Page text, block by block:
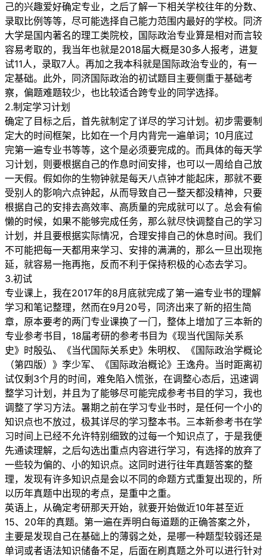
己的兴趣爱好确定专业，之后了解一下相关学校往年的分数、
录取比例等等，尽可能选择自己能力范围内最好的学校。同济
大学是国内著名的理工类院校，国际政治专业算是相对而言较
容易考取的，我当年也就是2018届大概是30多人报考，进复
试11人，录取7人。再加之我本科就是国际政治专业的，有一
定基础。此外，同济国际政治的初试题目主要侧重于基础考
察，偏题难题较少，也比较适合跨专业的同学选择。
2.制定学习计划
确定了目标之后，首先就制定了详尽的学习计划。初步需要制
定大的时间框架，比如在一个月内背完一遍单词；10月底过
完第一遍专业书等等，这个是必须要完成的。而具体的每天学
习计划，则要根据自己的作息时间安排，也可以一周给自己放
一天假。假如你的生物钟就是每天八点钟才能起床，那就不要
受别人的影响六点钟起，从而导致自己一整天都没精神，只要
根据自己的安排去高效率、高质量的完成就可以了。总会有偷
懒的时候，如果不能够完成任务，那么就尽快调整自己的学习
计划，并且要根据实际情况，合理安排自己的休息时间。我们
不可能把每一天都用来学习、安排的满满的，那么一旦出现拖
延，就容易一拖再拖，反而不利于保持积极的心态去学习。
3.初试
专业课上，我在2017年的8月底就完成了第一遍专业书的理解
学习和笔记整理，然而在9月20号，同济出来了新的招生简
章，原本要考的两门专业课换了一门，整体上增加了三本新的
专业参考书目，18届考研的参考书目为《现当代国际关系
史》时殷弘、《当代国际关系史》朱明权、《国际政治学概论
（第四版）》李少军、《国际政治概论》王逸舟。当时距离初
试仅剩3个月的时间，难免陷入慌张，在调整心态后，迅速调
整学习计划，并且为了能够尽可能完成参考书目的学习，我也
调整了学习方法。暑期之前在学习专业书时，是任何一个小的
知识点也不放过，极其详尽的学习整本书。三本新参考书在学
习时间上已经不允许特别细致的过每一个知识点了，于是我便
先通读理解，之后勾选出重点内容进行学习，有选择的放弃了
一些较为偏的、小的知识点。这同时进行往年真题答案的整
理，发现有许多知识点是会以不同的命题方式重复出现的，所
以历年真题中出现的考点，是重中之重。
英语上，从确定考研那天开始，就要开始做近10年甚至近
15、20年的真题。第一遍在弄明白每道题的正确答案之外，
主要是发现自己在基础上的薄弱之处，是哪一种题型较弱还是
单词或者语法知识储备不足，后面在刷真题之外可以进行针对